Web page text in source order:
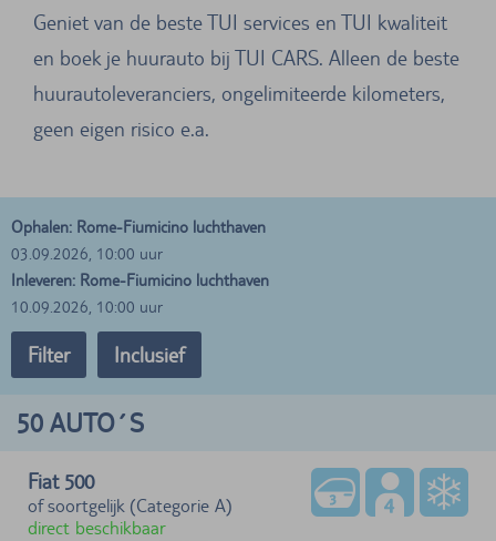
Geniet van de beste TUI services en TUI kwaliteit
en boek je huurauto bij TUI CARS. Alleen de beste
huurautoleveranciers, ongelimiteerde kilometers,
geen eigen risico e.a.
Ophalen: Rome-Fiumicino luchthaven
03.09.2026, 10:00 uur
Inleveren: Rome-Fiumicino luchthaven
10.09.2026, 10:00 uur
Filter Inclusief
50 AUTO´S
Fiat 500
of soortgelijk (Categorie A)
direct beschikbaar